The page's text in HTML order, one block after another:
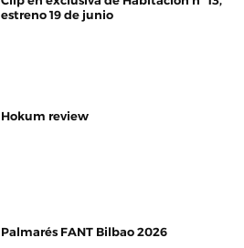
estreno 19 de junio
Hokum review
Palmarés FANT Bilbao 2026